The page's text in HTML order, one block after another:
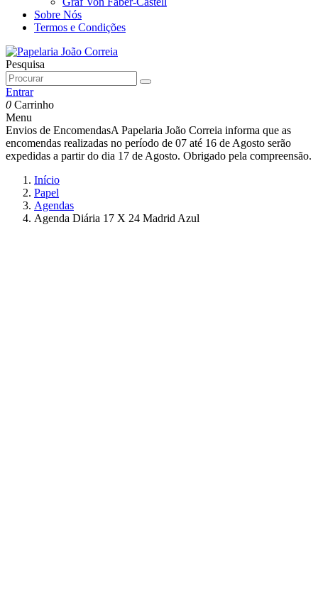
Sobre Nós
Termos e Condições
Pesquisa
Entrar
0 Carrinho
Menu
Envios de EncomendasA Papelaria João Correia informa que as
encomendas realizadas no período de 07 até 16 de Agosto serão
expedidas a partir do dia 17 de Agosto. Obrigado pela compreensão.
Início
Papel
Agendas
Agenda Diária 17 X 24 Madrid Azul